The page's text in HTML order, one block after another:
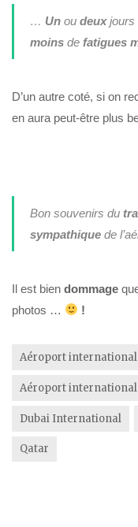
… Unou deuxjours
moinsdefatigues
D’un autre coté, si on
en aura peut-être plus
Bon souvenirs du
sympathiquede
Il est bien dommage
photos …
!
Aéroport international
Aéroport
Dubai International
Qatar